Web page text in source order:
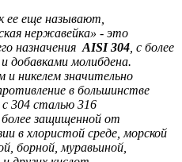
ее еще называют,
нержавейка» - это
назначения AISI 304 , с более
добавками молибдена.
и никелем значительно
в большинстве
с 304 сталью 316
защищенной от
в хлористой среде, морской
борной, муравьиной,